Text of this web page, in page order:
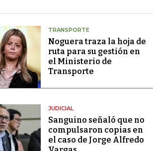
TRANSPORTE
Noguera traza la hoja de
ruta para su gestión en
el Ministerio de
Transporte
JUDICIAL
Sanguino señaló que no
compulsaron copias en
el caso de Jorge Alfredo